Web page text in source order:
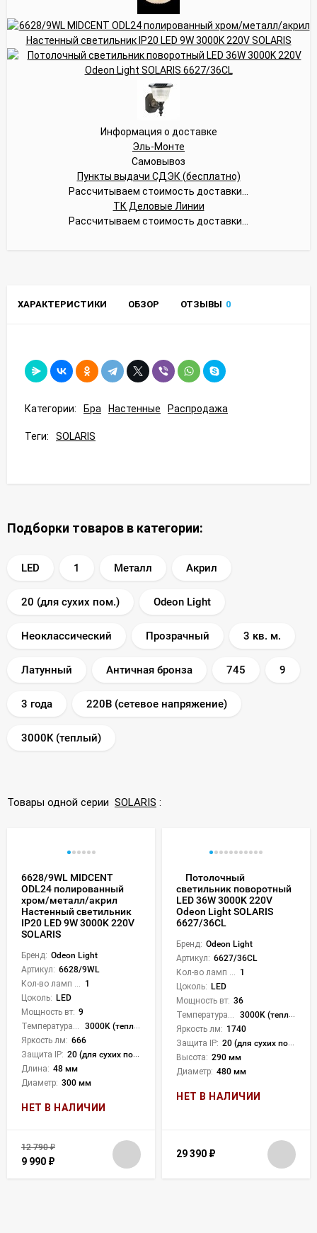
Информация о доставке
Эль-Монте
Самовывоз
Пункты выдачи СДЭК (бесплатно)
Рассчитываем стоимость доставки...
ТК Деловые Линии
Рассчитываем стоимость доставки...
ХАРАКТЕРИСТИКИ ОБЗОР ОТЗЫВЫ 0
Категории: Бра Настенные Распродажа
Теги: SOLARIS
Подборки товаров в категории:
LED 1 Металл Акрил
20 (для сухих пом.) Odeon Light
Неоклассический Прозрачный 3 кв. м.
Латунный Античная бронза 745 9
3 года 220В (сетевое напряжение)
3000K (теплый)
Товары одной серии SOLARIS :
6628/9WL MIDCENT
ODL24 полированный
хром/металл/акрил
Настенный светильник
IP20 LED 9W 3000K 220V
SOLARIS
Бренд: Odeon Light
Артикул: 6628/9WL
1
Цоколь: LED
Мощность вт: 9
3000K (теплый)
Яркость лм: 666
Защита IP: 20 (для сухих пом.)
Длина: 48 мм
Диаметр: 300 мм
НЕТ В НАЛИЧИИ
12 790₽
9 990 ₽
Потолочный
светильник поворотный
LED 36W 3000K 220V
Odeon Light SOLARIS
6627/36CL
Бренд: Odeon Light
Артикул: 6627/36CL
Кол-во ламп или LED: 1
Цоколь: LED
Мощность вт: 36
Температура света:
3000K (теплый)
Яркость лм: 1740
Защита IP: 20 (для сухих пом.)
Высота: 290 мм
Диаметр: 480 мм
НЕТ В НАЛИЧИИ
29 390 ₽